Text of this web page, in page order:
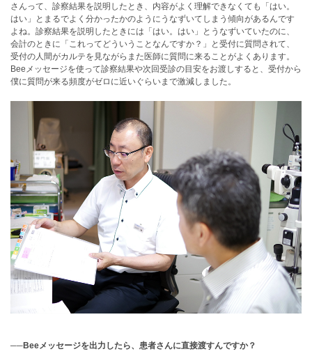
さんって、診察結果を説明したとき、内容がよく理解できなくても「はい。
はい」とまるでよく分かったかのようにうなずいてしまう傾向があるんです
よね。診察結果を説明したときには「はい。はい」とうなずいていたのに、
会計のときに「これってどういうことなんですか？」と受付に質問されて、
受付の人間がカルテを見ながらまた医師に質問に来ることがよくあります。
Beeメッセージを使って診察結果や次回受診の目安をお渡しすると、受付から
僕に質問が来る頻度がゼロに近いぐらいまで激減しました。
──Beeメッセージを出力したら、患者さんに直接渡すんですか？